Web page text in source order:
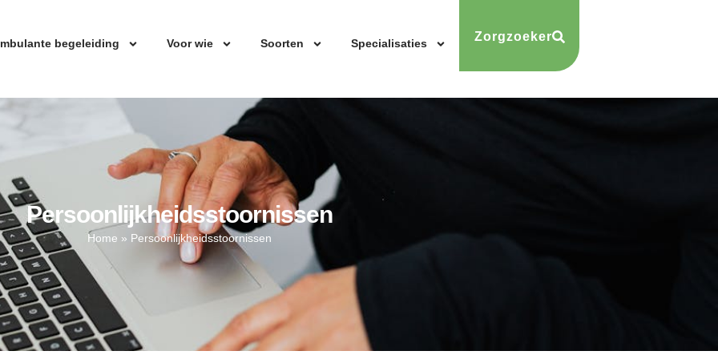
begeleiding Voor wie Soorten Specialisaties Zorgzoeker
Persoonlijkheidsstoornissen
Home » Persoonlijkheidsstoornissen